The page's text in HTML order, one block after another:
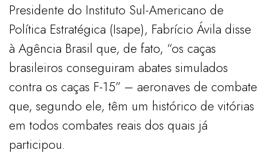
Presidente do Instituto Sul-Americano de
Política Estratégica (Isape), Fabrício Ávila disse
à Agência Brasil que, de fato, “os caças
brasileiros conseguiram abates simulados
contra os caças F-15” – aeronaves de combate
que, segundo ele, têm um histórico de vitórias
em todos combates reais dos quais já
participou.